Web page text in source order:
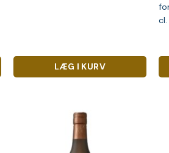
LÆG I KURV
cl.